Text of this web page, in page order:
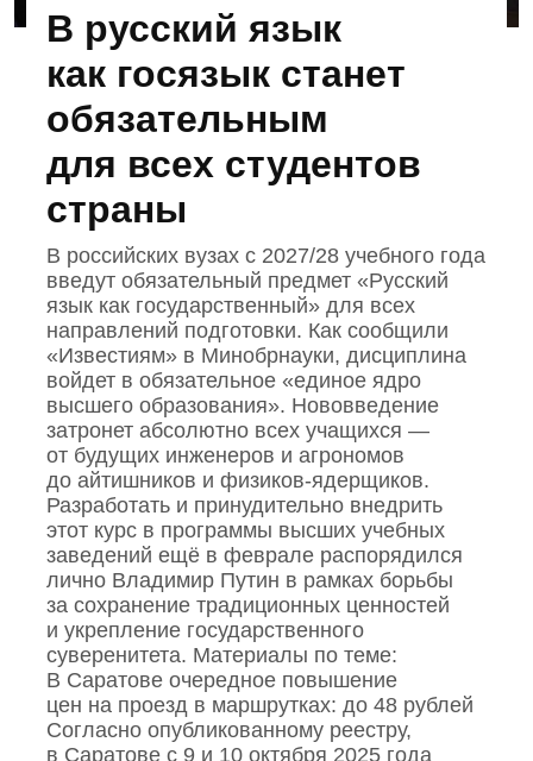
В русский язык
как госязык станет
обязательным
для всех студентов
страны
В российских вузах с 2027/28 учебного года
введут обязательный предмет «Русский
язык как государственный» для всех
направлений подготовки. Как сообщили
«Известиям» в Минобрнауки, дисциплина
войдет в обязательное «единое ядро
высшего образования». Нововведение
затронет абсолютно всех учащихся —
от будущих инженеров и агрономов
до айтишников и физиков‑ядерщиков.
Разработать и принудительно внедрить
этот курс в программы высших учебных
заведений ещё в феврале распорядился
лично Владимир Путин в рамках борьбы
за сохранение традиционных ценностей
и укрепление государственного
суверенитета. Материалы по теме:
В Саратове очередное повышение
цен на проезд в маршрутках: до 48 рублей
Согласно опубликованному реестру,
в Саратове с 9 и 10 октября 2025 года